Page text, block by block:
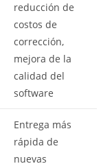
reducción de
costos de
corrección,
mejora de la
calidad del
software
Entrega más
rápida de
nuevas